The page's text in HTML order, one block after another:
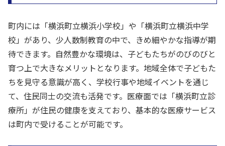
町内には「横浜町立横浜小学校」や「横浜町立横浜中学
校」があり、少人数制教育の中で、きめ細やかな指導が期
待できます。自然豊かな環境は、子どもたちがのびのびと
育つ上で大きなメリットとなります。地域全体で子どもた
ちを見守る意識が高く、学校行事や地域イベントを通じ
て、住民同士の交流も活発です。医療面では「横浜町立診
療所」が住民の健康を支えており、基本的な医療サービス
は町内で受けることが可能です。